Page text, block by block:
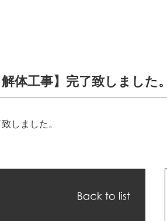
体工事】完了致しました。
しました。